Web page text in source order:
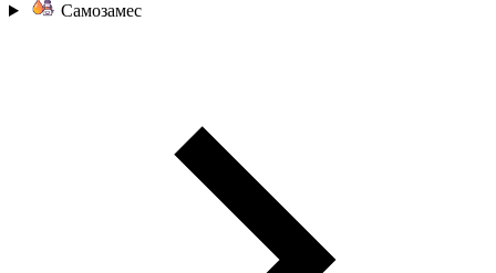
Самозамес